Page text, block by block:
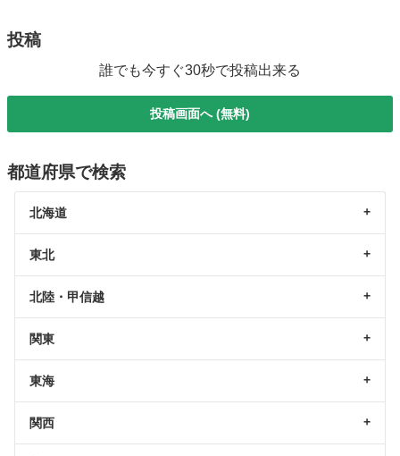
投稿
誰でも今すぐ30秒で投稿出来る
投稿画面へ (無料)
都道府県で検索
北海道
東北
北陸・甲信越
関東
東海
関西